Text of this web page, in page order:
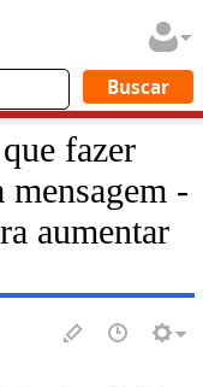
fazer
mensagem -
aumentar